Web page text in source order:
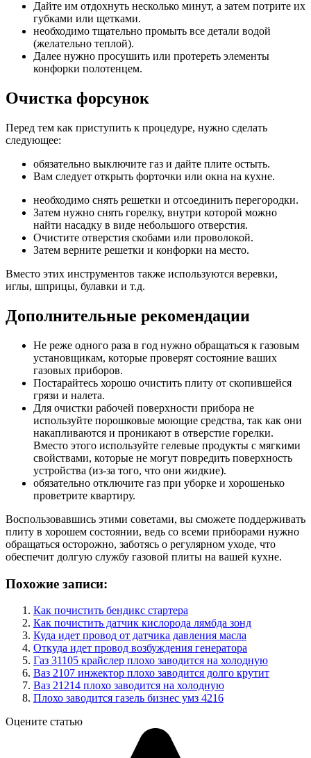
Дайте им отдохнуть несколько минут, а затем потрите их
губками или щетками.
необходимо тщательно промыть все детали водой
(желательно теплой).
Далее нужно просушить или протереть элементы
конфорки полотенцем.
Очистка форсунок
Перед тем как приступить к процедуре, нужно сделать
следующее:
обязательно выключите газ и дайте плите остыть.
Вам следует открыть форточки или окна на кухне.
необходимо снять решетки и отсоединить перегородки.
Затем нужно снять горелку, внутри которой можно
найти насадку в виде небольшого отверстия.
Очистите отверстия скобами или проволокой.
Затем верните решетки и конфорки на место.
Вместо этих инструментов также используются веревки,
иглы, шприцы, булавки и т.д.
Дополнительные рекомендации
Не реже одного раза в год нужно обращаться к газовым
установщикам, которые проверят состояние ваших
газовых приборов.
Постарайтесь хорошо очистить плиту от скопившейся
грязи и налета.
Для очистки рабочей поверхности прибора не
используйте порошковые моющие средства, так как они
накапливаются и проникают в отверстие горелки.
Вместо этого используйте гелевые продукты с мягкими
свойствами, которые не могут повредить поверхность
устройства (из-за того, что они жидкие).
обязательно отключите газ при уборке и хорошенько
проветрите квартиру.
Воспользовавшись этими советами, вы сможете поддерживать
плиту в хорошем состоянии, ведь со всеми приборами нужно
обращаться осторожно, заботясь о регулярном уходе, что
обеспечит долгую службу газовой плиты на вашей кухне.
Похожие записи:
Как почистить бендикс стартера
Как почистить датчик кислорода лямбда зонд
Куда идет провод от датчика давления масла
Откуда идет провод возбуждения генератора
Газ 31105 крайслер плохо заводится на холодную
Ваз 2107 инжектор плохо заводится долго крутит
Ваз 21214 плохо заводится на холодную
Плохо заводится газель бизнес умз 4216
Оцените статью